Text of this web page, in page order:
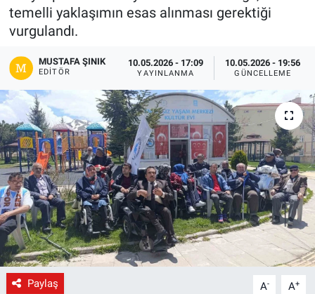
temelli yaklaşımın esas alınması gerektiği
vurgulandı.
MUSTAFA ŞINIK
EDITÖR
10.05.2026 - 17:09
YAYINLANMA
10.05.2026 - 19:56
GÜNCELLEME
Paylaş A- A+
Magazin
Politika
Resmi İlanlar
Sağlık
Siyaset
Spor
Yerel